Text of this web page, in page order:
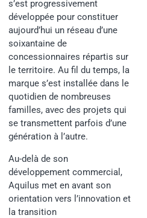
s’est progressivement
développée pour constituer
aujourd’hui un réseau d’une
soixantaine de
concessionnaires répartis sur
le territoire. Au fil du temps, la
marque s’est installée dans le
quotidien de nombreuses
familles, avec des projets qui
se transmettent parfois d’une
génération à l’autre.
Au-delà de son
développement commercial,
Aquilus met en avant son
orientation vers l’innovation et
la transition